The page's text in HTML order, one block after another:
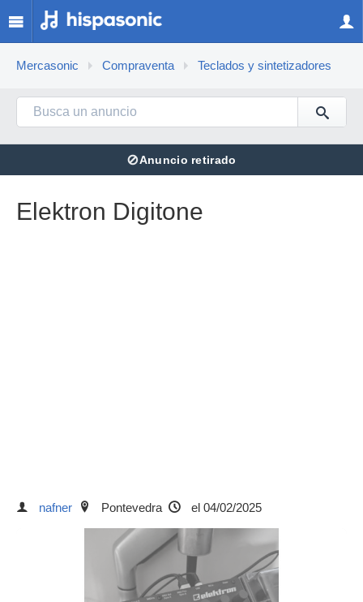
Mercasonic Compraventa Teclados y sintetizadores
⊘Anuncio retirado
Elektron Digitone
nafner Pontevedra el 04/02/2025